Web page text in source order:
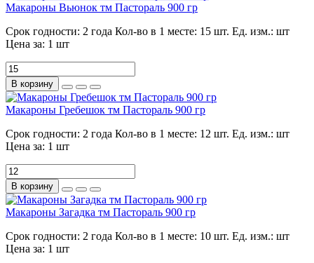
Макароны Вьюнок тм Пастораль 900 гр
Срок годности: 2 года Кол-во в 1 месте: 15 шт. Ед. изм.: шт
Цена за: 1 шт
В корзину
Макароны Гребешок тм Пастораль 900 гр
Срок годности: 2 года Кол-во в 1 месте: 12 шт. Ед. изм.: шт
Цена за: 1 шт
В корзину
Макароны Загадка тм Пастораль 900 гр
Срок годности: 2 года Кол-во в 1 месте: 10 шт. Ед. изм.: шт
Цена за: 1 шт